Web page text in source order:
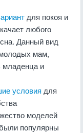
для покоя и
любого
Данный вид
мам,
младенца и
условия для
моделей
популярны